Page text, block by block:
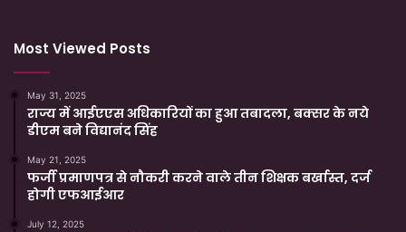
Most Viewed Posts
May 31, 2025
राज्य में आईएएस अधिकारियों का हुआ तबादला, बक्सर के नये
डीएम बने विद्यानंद सिंह
May 21, 2025
फर्जी प्रमाणपत्र से नौकरी करने वाले तीन शिक्षक बर्खास्त, दर्ज
होगी एफआईआर
July 12, 2025